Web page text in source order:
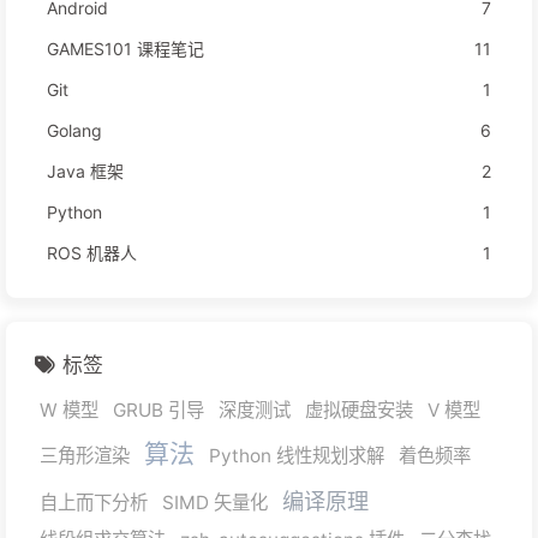
Android
7
GAMES101 课程笔记
11
Git
1
Golang
6
Java 框架
2
Python
1
ROS 机器人
1
标签
W 模型 GRUB 引导 深度测试 虚拟硬盘安装
V 模型
三角形渲染
算法 Python 线性规划求解 着色频率
自上而下分析 SIMD 矢量化 编译原理